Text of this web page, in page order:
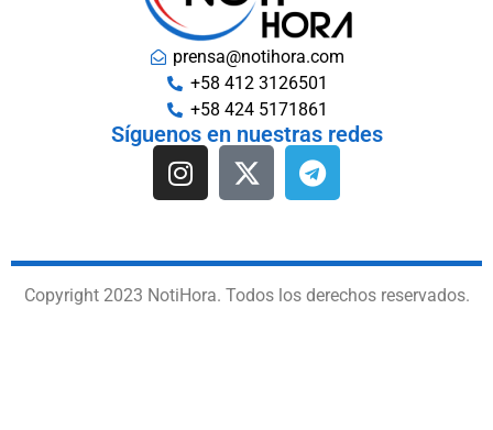
prensa@notihora.com
+58 412 3126501
+58 424 5171861
Síguenos en nuestras redes
Copyright 2023 NotiHora. Todos los derechos reservados.